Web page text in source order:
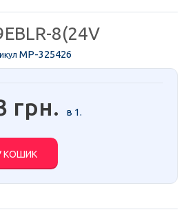
8(24V
MP-325426
грн. в 1.
КОШИК